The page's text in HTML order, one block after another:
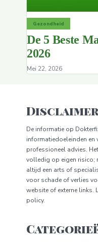
Gezondheid
De 5 Beste
2026
Mei 22, 2026
Disclaimer
De informatie op
informatiedoeleinden en
professioneel advies.
volledig op eigen risico;
altijd een arts of
voor schade of verlies
website of externe links.
policy.